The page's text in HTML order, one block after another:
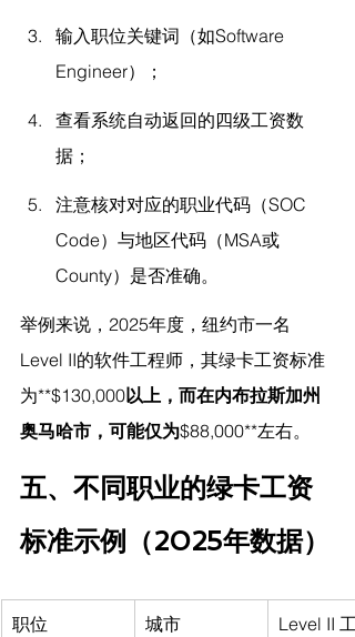
输入职位关键词（如Software
Engineer）；
查看系统自动返回的四级工资数
据；
注意核对对应的职业代码（SOC
Code）与地区代码（MSA或
County）是否准确。
举例来说，2025年度，纽约市一名
Level II的软件工程师，其绿卡工资标准
为**$130,000以上，而在内布拉斯加州
奥马哈市，可能仅为$88,000**左右。
五、不同职业的绿卡工资
标准示例（2025年数据）
职位 城市
Level II 工